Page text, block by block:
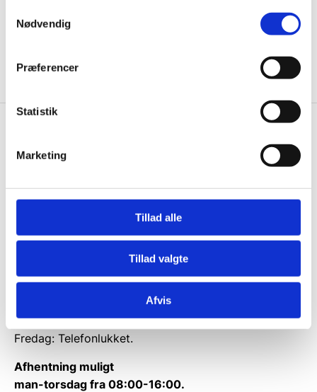
Nødvendig
Præferencer
Statistik
Marketing
Tillad alle
Tillad valgte
Afvis
Gastrobutikken ApS
7430 Ikast
Telefon træffetid:
Mandag til torsdag: 10:00 – 14:00.
Fredag: Telefonlukket.
Afhentning muligt
man-torsdag fra 08:00-16:00.